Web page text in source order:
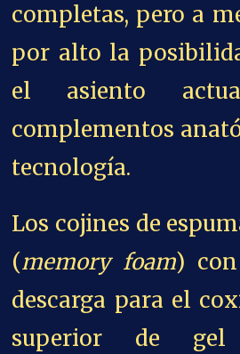
completas, pero a
por alto la
el asiento
complementos
tecnología.
Los cojines de
(memory foam)
descarga para el
superior de gel